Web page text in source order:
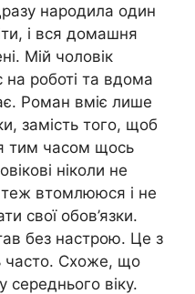
народила один
і вся домашня
Мій чоловік
на роботі та вдома
Роман вміє лише
замість того, щоб
тим часом щось
ніколи не
втомлююся і не
свої обов’язки.
без настрою. Це з
часто. Схоже, що
середнього віку.